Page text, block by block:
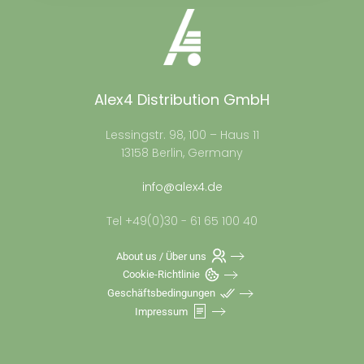
Alex4 Distribution GmbH
Lessingstr. 98, 100 – Haus 11
13158 Berlin, Germany
info@alex4.de
Tel +49(0)30 - 61 65 100 40
About us / Über uns
Cookie-Richtlinie
Geschäftsbedingungen
Impressum